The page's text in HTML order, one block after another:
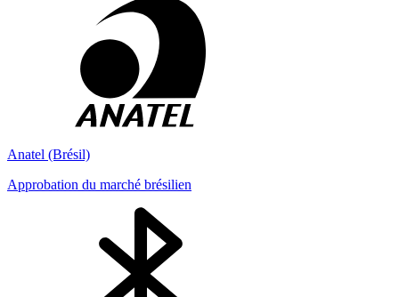
Anatel (Brésil)
Approbation du marché brésilien